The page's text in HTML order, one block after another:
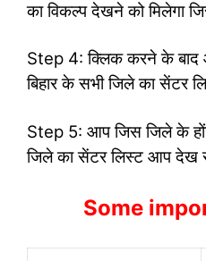
का विकल्प देखने को मिलेगा
Step 4: क्लिक करने के बाद
बिहार के सभी जिले का सेंटर
Step 5: आप जिस जिले के
जिले का सेंटर लिस्ट आप देख
Some